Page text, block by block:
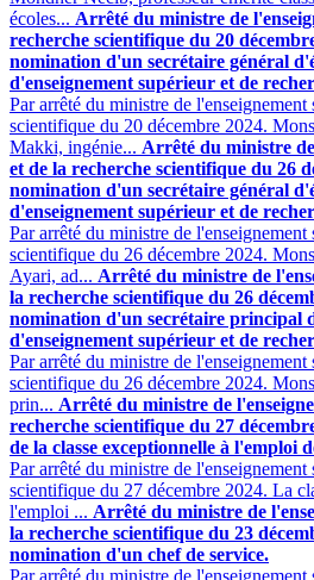
écoles... Arrêté du ministre de
recherche scientifique du 20
nomination d'un secrétaire général
d'enseignement supérieur et de
Par arrêté du ministre de
scientifique du 20 décembre 2024.
Makki, ingénie... Arrêté du ministre
et de la recherche scientifique du 26
nomination d'un secrétaire général
d'enseignement supérieur et de
Par arrêté du ministre de
scientifique du 26 décembre 2024.
Ayari, ad... Arrêté du ministre de
la recherche scientifique du 26
nomination d'un secrétaire principal
d'enseignement supérieur et de
Par arrêté du ministre de
scientifique du 26 décembre 2024.
prin... Arrêté du ministre de
recherche scientifique du 27
de la classe exceptionnelle à l'emploi
Par arrêté du ministre de
scientifique du 27 décembre 2024. La
l'emploi ... Arrêté du ministre de
la recherche scientifique du 23
nomination d'un chef de service.
Par arrêté du ministre de